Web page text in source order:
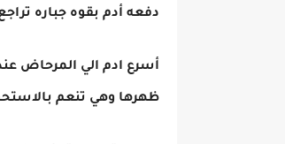
دفعه أدم بقوه جباره
أسرع ادم الي المرحاض
ظهرها وهي تنعم